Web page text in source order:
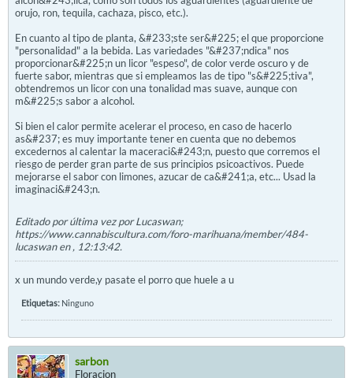
orujo, ron, tequila, cachaza, pisco, etc.).
En cuanto al tipo de planta, &#233;ste ser&#225; el que proporcione
"personalidad" a la bebida. Las variedades "&#237;ndica" nos
proporcionar&#225;n un licor "espeso", de color verde oscuro y de
fuerte sabor, mientras que si empleamos las de tipo "s&#225;tiva",
obtendremos un licor con una tonalidad mas suave, aunque con
m&#225;s sabor a alcohol.
Si bien el calor permite acelerar el proceso, en caso de hacerlo
as&#237; es muy importante tener en cuenta que no debemos
excedernos al calentar la maceraci&#243;n, puesto que corremos el
riesgo de perder gran parte de sus principios psicoactivos. Puede
mejorarse el sabor con limones, azucar de ca&#241;a, etc... Usad la
imaginaci&#243;n.
Editado por última vez por Lucaswan;
https://www.cannabiscultura.com/foro-marihuana/member/484-
lucaswan en, 12:13:42.
x un mundo verde,y pasate el porro que huele a u
Etiquetas: Ninguno
sarbon
Floracion